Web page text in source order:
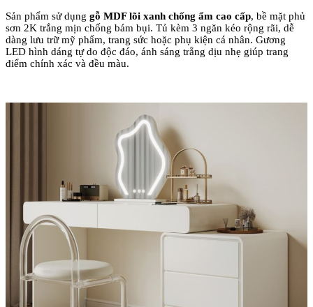
Sản phẩm sử dụng gỗ MDF lõi xanh chống ẩm cao cấp, bề mặt phủ
sơn 2K trắng mịn chống bám bụi. Tủ kèm 3 ngăn kéo rộng rãi, dễ
dàng lưu trữ mỹ phẩm, trang sức hoặc phụ kiện cá nhân. Gương
LED hình dáng tự do độc đáo, ánh sáng trắng dịu nhẹ giúp trang
điểm chính xác và đều màu.